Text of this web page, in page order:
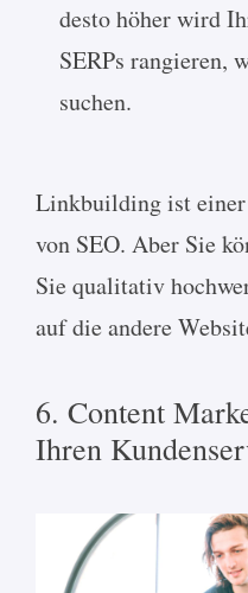
desto höher wird
SERPs rangieren,
suchen.
Linkbuilding ist einer
von SEO. Aber Sie
Sie qualitativ
auf die andere
6. Content
Ihren